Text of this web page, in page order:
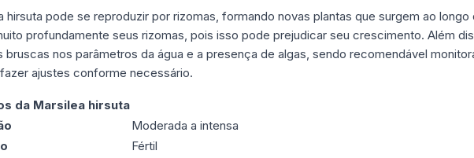
hirsuta pode se reproduzir por rizomas, formando novas plantas que surgem ao
profundamente seus rizomas, pois isso pode prejudicar seu crescimento. Além
bruscas nos parâmetros da água e a presença de algas, sendo recomendável
ajustes conforme necessário.
da Marsilea hirsuta
Moderada a intensa
Fértil